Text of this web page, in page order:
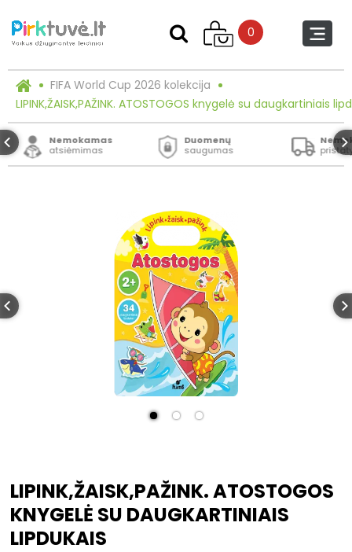
0
FIFA World Cup 2026 kolekcija
LIPINK,ŽAISK,PAŽINK. ATOSTOGOS knygelė su daugkartiniais
Nemokamas
atsiėmimas
Duomenų
saugumas
LIPINK,ŽAISK,PAŽINK. ATOSTOGOS
KNYGELĖ SU DAUGKARTINIAIS
LIPDUKAIS